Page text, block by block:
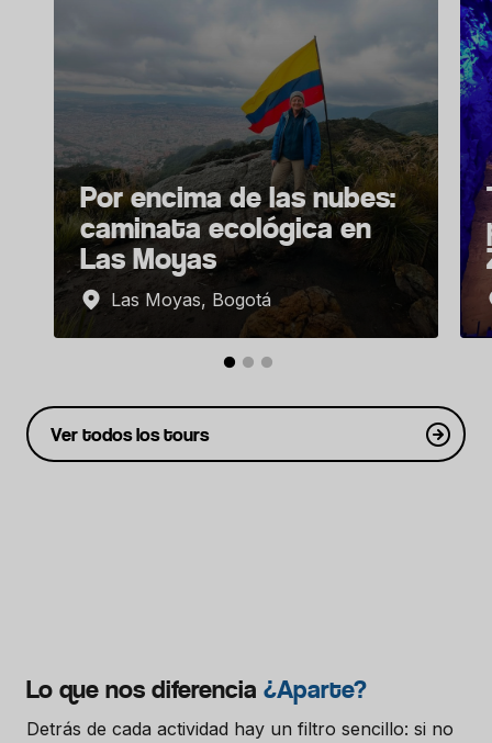
Por encima de las nubes:
caminata ecológica en
Las Moyas
Las Moyas, Bogotá
Ver todos los tours
Lo que nos diferencia ¿Aparte?
Detrás de cada actividad hay un filtro sencillo: si no